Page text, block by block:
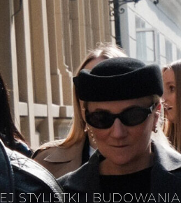
STYLISTKI I BUDOWANIA